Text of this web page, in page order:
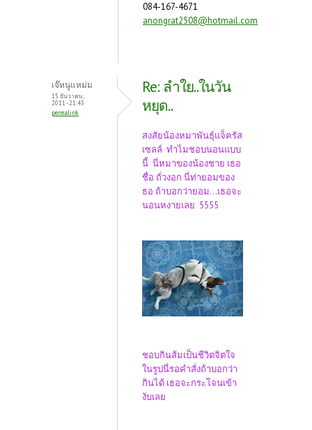
084-167-4671
anongrat2508@hotmail.com
เจ๊หนูแหม่ม
15 ธันวาคม,
2011 - 21:43
permalink
Re: ลำใย..ในวัน
หยุด..
สงสัยน้องหมาพันธุ์แจ็ครัส
เซลล์ ทำไมชอบนอนแบบ
นี้ นี่หมาของน้องชาย เธอ
ชื่อ ถั่วงอก นี่ท่ายอมของ
ธอ ถ้าบอกว่ายอม...เธอจะ
นอนหงายเลย 5555
ชอบกินส้มเป็นชีวิตจิตใจ
ในรูปนี่รอคำสั่งถ้าบอกว่า
กินได้ เธอจะกระโจนเข้า
งับเลย